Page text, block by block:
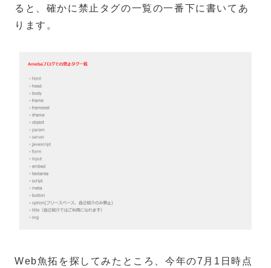
ると、確かに禁止タグの一覧の一番下に書いてあ
ります。
Web魚拓を探してみたところ、今年の7月1日時点